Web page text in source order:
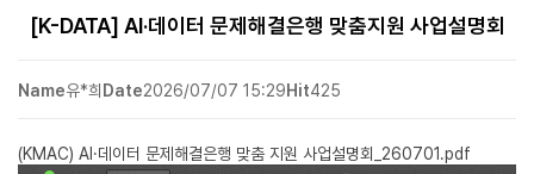
[K-DATA] AI·데이터 문제해결은행 맞춤지원 사업설명회
Name유*희 Date2026/07/07 15:29Hit425
(KMAC) AI·데이터 문제해결은행 맞춤 지원 사업설명회_260701.pdf